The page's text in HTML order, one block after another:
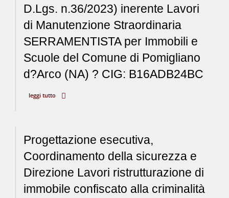
D.Lgs. n.36/2023) inerente Lavori
di Manutenzione Straordinaria
SERRAMENTISTA per Immobili e
Scuole del Comune di Pomigliano
d?Arco (NA) ? CIG: B16ADB24BC
leggi tutto
Progettazione esecutiva,
Coordinamento della sicurezza e
Direzione Lavori ristrutturazione di
immobile confiscato alla criminalità